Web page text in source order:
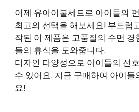
이제 유아이불세트로 아이들의
최고의 선택을 해보세요! 부드럽
작된 이 제품은 고품질의 수면 경
들의 휴식을 도와줍니다.
디자인 다양성으로 아이들의 선
수 있어요. 지금 구매하여 아이들
요!